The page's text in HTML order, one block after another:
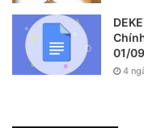
01/
4